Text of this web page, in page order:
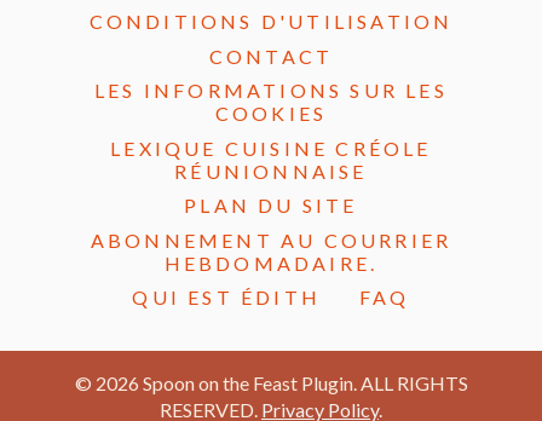
CONDITIONS D'UTILISATION
CONTACT
LES INFORMATIONS SUR LES
COOKIES
LEXIQUE CUISINE CRÉOLE
RÉUNIONNAISE
PLAN DU SITE
ABONNEMENT AU COURRIER
HEBDOMADAIRE.
QUI EST ÉDITH
FAQ
© 2026 Spoon on the Feast Plugin. ALL RIGHTS
RESERVED. Privacy Policy.